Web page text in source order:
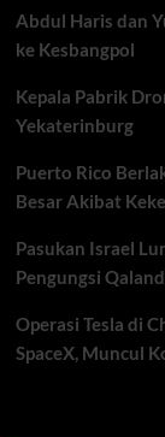
Abdul Haris dan
ke Kesbangpol
Kepala Pabrik
Yekaterinburg
Puerto Rico
Besar Akibat
Pasukan Israel
Pengungsi
Operasi Tesla di
SpaceX, Muncul